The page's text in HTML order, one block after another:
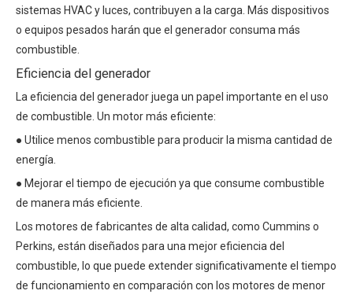
sistemas HVAC y luces, contribuyen a la carga. Más dispositivos
o equipos pesados ​​harán que el generador consuma más
combustible.
Eficiencia del generador
La eficiencia del generador juega un papel importante en el uso
de combustible. Un motor más eficiente:
● Utilice menos combustible para producir la misma cantidad de
energía.
● Mejorar el tiempo de ejecución ya que consume combustible
de manera más eficiente.
Los motores de fabricantes de alta calidad, como Cummins o
Perkins, están diseñados para una mejor eficiencia del
combustible, lo que puede extender significativamente el tiempo
de funcionamiento en comparación con los motores de menor